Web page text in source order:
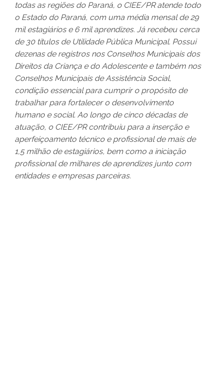
todas as regiões do Paraná, o CIEE/PR atende todo
o Estado do Paraná, com uma média mensal de 29
mil estagiários e 6 mil aprendizes. Já recebeu cerca
de 30 títulos de Utilidade Pública Municipal. Possui
dezenas de registros nos Conselhos Municipais dos
Direitos da Criança e do Adolescente e também nos
Conselhos Municipais de Assistência Social,
condição essencial para cumprir o propósito de
trabalhar para fortalecer o desenvolvimento
humano e social. Ao longo de cinco décadas de
atuação, o CIEE/PR contribuiu para a inserção e
aperfeiçoamento técnico e profissional de mais de
1,5 milhão de estagiários, bem como a iniciação
profissional de milhares de aprendizes junto com
entidades e empresas parceiras.